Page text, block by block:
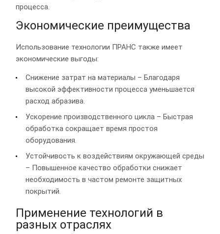
процесса.
Экономические преимущества
Использование технологии ПРАНС также имеет
экономические выгоды:
Снижение затрат на материалы – Благодаря
высокой эффективности процесса уменьшается
расход абразива.
Ускорение производственного цикла – Быстрая
обработка сокращает время простоя
оборудования.
Устойчивость к воздействиям окружающей среды
– Повышенное качество обработки снижает
необходимость в частом ремонте защитных
покрытий.
Применение технологий в
разных отраслях